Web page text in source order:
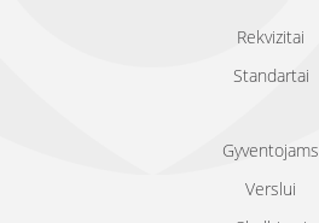
Rekvizitai
Standartai
Gyventojams
Verslui